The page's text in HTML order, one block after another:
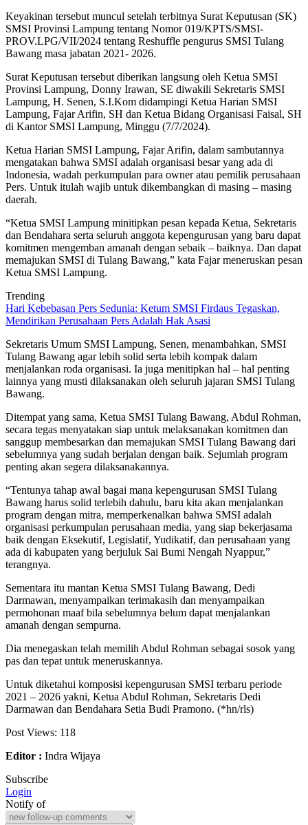
Keyakinan tersebut muncul setelah terbitnya Surat Keputusan (SK)
SMSI Provinsi Lampung tentang Nomor 019/KPTS/SMSI-
PROV.LPG/VII/2024 tentang Reshuffle pengurus SMSI Tulang
Bawang masa jabatan 2021- 2026.
Surat Keputusan tersebut diberikan langsung oleh Ketua SMSI
Provinsi Lampung, Donny Irawan, SE diwakili Sekretaris SMSI
Lampung, H. Senen, S.I.Kom didampingi Ketua Harian SMSI
Lampung, Fajar Arifin, SH dan Ketua Bidang Organisasi Faisal, SH
di Kantor SMSI Lampung, Minggu (7/7/2024).
Ketua Harian SMSI Lampung, Fajar Arifin, dalam sambutannya
mengatakan bahwa SMSI adalah organisasi besar yang ada di
Indonesia, wadah perkumpulan para owner atau pemilik perusahaan
Pers. Untuk itulah wajib untuk dikembangkan di masing – masing
daerah.
“Ketua SMSI Lampung minitipkan pesan kepada Ketua, Sekretaris
dan Bendahara serta seluruh anggota kepengurusan yang baru dapat
komitmen mengemban amanah dengan sebaik – baiknya. Dan dapat
memajukan SMSI di Tulang Bawang,” kata Fajar meneruskan pesan
Ketua SMSI Lampung.
Trending
Hari Kebebasan Pers Sedunia: Ketum SMSI Firdaus Tegaskan,
Mendirikan Perusahaan Pers Adalah Hak Asasi
Sekretaris Umum SMSI Lampung, Senen, menambahkan, SMSI
Tulang Bawang agar lebih solid serta lebih kompak dalam
menjalankan roda organisasi. Ia juga menitipkan hal – hal penting
lainnya yang musti dilaksanakan oleh seluruh jajaran SMSI Tulang
Bawang.
Ditempat yang sama, Ketua SMSI Tulang Bawang, Abdul Rohman,
secara tegas menyatakan siap untuk melaksanakan komitmen dan
sanggup membesarkan dan memajukan SMSI Tulang Bawang dari
sebelumnya yang sudah berjalan dengan baik. Sejumlah program
penting akan segera dilaksanakannya.
“Tentunya tahap awal bagai mana kepengurusan SMSI Tulang
Bawang harus solid terlebih dahulu, baru kita akan menjalankan
program dengan mitra, memperkenalkan bahwa SMSI adalah
organisasi perkumpulan perusahaan media, yang siap bekerjasama
baik dengan Eksekutif, Legislatif, Yudikatif, dan perusahaan yang
ada di kabupaten yang berjuluk Sai Bumi Nengah Nyappur,”
terangnya.
Sementara itu mantan Ketua SMSI Tulang Bawang, Dedi
Darmawan, menyampaikan terimakasih dan menyampaikan
permohonan maaf bila sebelumnya belum dapat menjalankan
amanah dengan sempurna.
Dia menegaskan telah memilih Abdul Rohman sebagai sosok yang
pas dan tepat untuk meneruskannya.
Untuk diketahui komposisi kepengurusan SMSI terbaru periode
2021 – 2026 yakni, Ketua Abdul Rohman, Sekretaris Dedi
Darmawan dan Bendahara Setia Budi Pramono. (*hn/rls)
Post Views: 118
Editor : Indra Wijaya
Subscribe
Login
Notify of